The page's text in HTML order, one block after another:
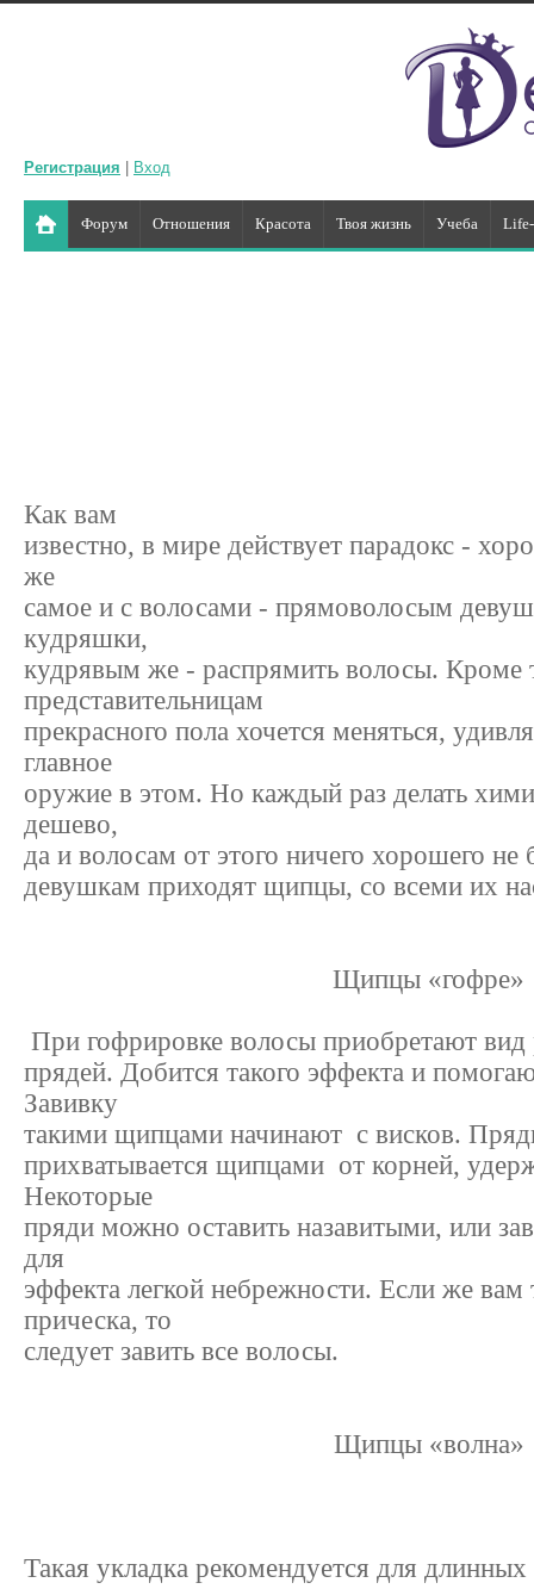
Регистрация Вход
Форум Отношения Красота Твоя жизнь Учеба
Как вам
известно, в мире действует парадокс -
же
самое и с волосами - прямоволосым
кудряшки,
кудрявым же - распрямить волосы. Кроме
представительницам
прекрасного пола хочется меняться,
главное
оружие в этом. Но каждый раз делать
дешево,
да и волосам от этого ничего хорошего
девушкам приходят щипцы, со всеми их
Щипцы «гофре»
При гофрировке волосы приобретают
прядей. Добится такого эффекта и
Завивку
такими щипцами начинают с висков.
прихватывается щипцами от корней,
Некоторые
пряди можно оставить назавитыми, или
для
эффекта легкой небрежности. Если же вам
прическа, то
следует завить все волосы.
Щипцы «волна»
Такая укладка рекомендуется для